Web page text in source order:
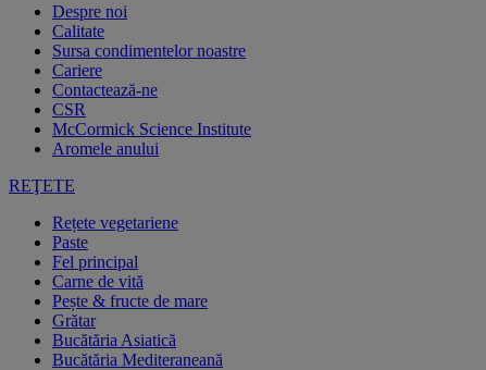
Despre noi
Calitate
Sursa condimentelor noastre
Cariere
Contactează-ne
CSR
McCormick Science Institute
Aromele anului
REŢETE
Rețete vegetariene
Paste
Fel principal
Carne de vită
Pește & fructe de mare
Grătar
Bucătăria Asiatică
Bucătăria Mediteraneană